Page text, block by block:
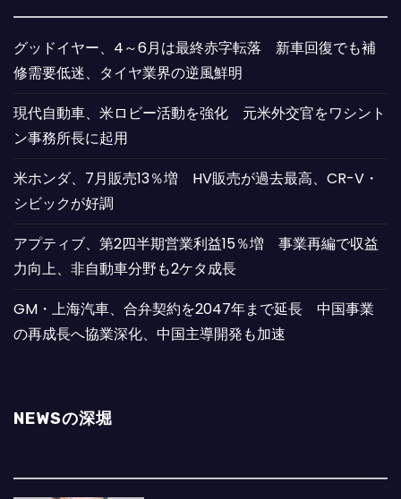
グッドイヤー、4～6月は最終赤字転落 新車回復でも補
修需要低迷、タイヤ業界の逆風鮮明
現代自動車、米ロビー活動を強化 元米外交官をワシント
ン事務所長に起用
米ホンダ、7月販売13％増 HV販売が過去最高、CR-V・
シビックが好調
アプティブ、第2四半期営業利益15％増 事業再編で収益
力向上、非自動車分野も2ケタ成長
GM・上海汽車、合弁契約を2047年まで延長 中国事業
の再成長へ協業深化、中国主導開発も加速
NEWSの深堀